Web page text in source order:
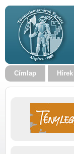
Címlap Hírek